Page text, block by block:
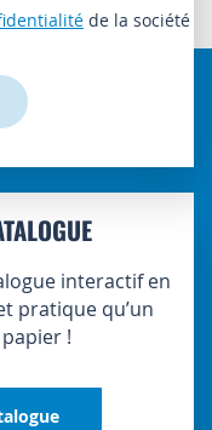
de la société
interactif en
pratique qu’un
!